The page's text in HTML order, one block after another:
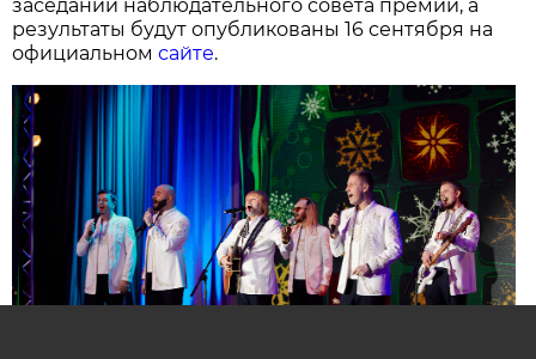
заседании наблюдательного совета премии, а
результаты будут опубликованы 16 сентября на
официальномсайте.